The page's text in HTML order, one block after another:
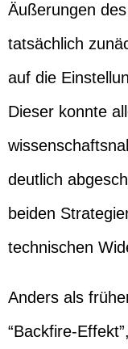
Äußerungen
tatsächlich
auf die
Dieser konnte
deutlich
beiden
technischen
Anders als
“Backfire-